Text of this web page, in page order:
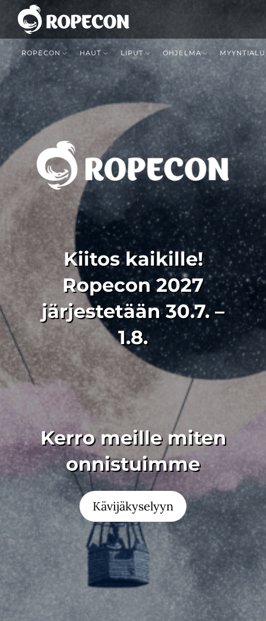
ROPECON HAUT LIPUT OHJELMA
Kiitos kaikille!
Ropecon 2027
järjestetään 30.7. –
1.8.
Kerro meille miten
onnistuimme
Kävijäkyselyyn